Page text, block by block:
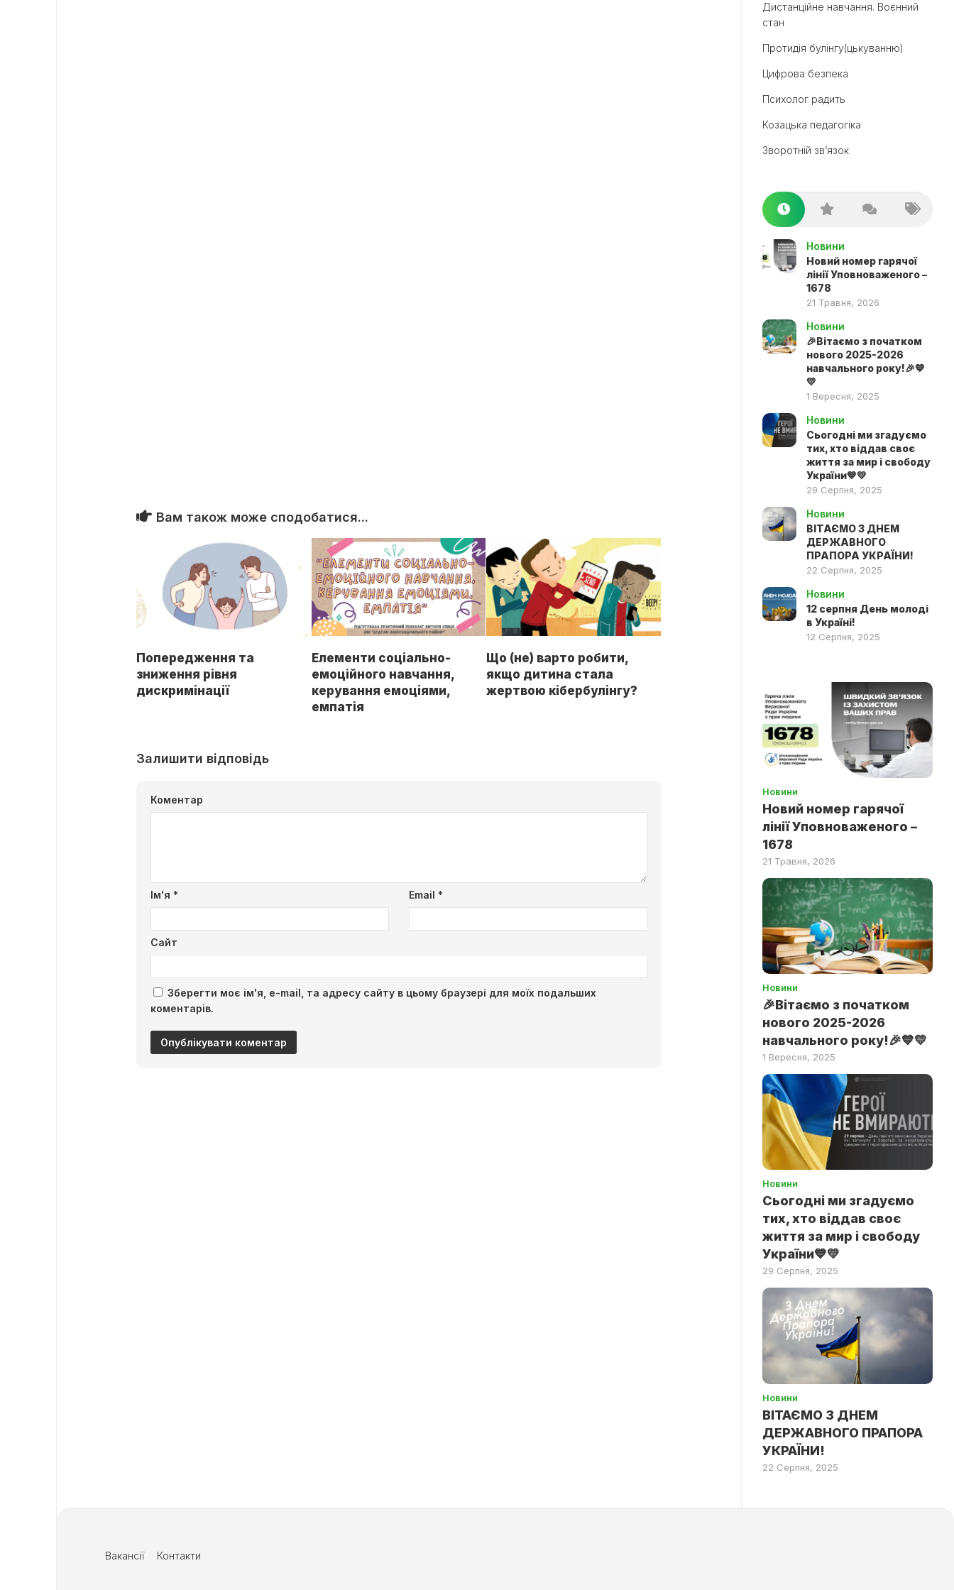
Вам також може сподобатися...
Попередження та
зниження рівня
дискримінації
Елементи соціально-
емоційного навчання,
керування емоціями,
емпатія
Що (не) варто робити,
якщо дитина стала
жертвою кібербулінгу?
Залишити відповідь
Коментар
Ім'я * Email *
Сайт
Зберегти моє ім'я, e-mail, та адресу сайту в цьому браузері для моїх подальших
коментарів.
Дистанційне навчання. Воєнний
стан
Протидія булінгу(цькуванню)
Цифрова безпека
Психолог радить
Козацька педагогіка
Зворотній зв’язок
Новини
Новий номер гарячої
лінії Уповноваженого –
1678
21 Травня, 2026
Новини
🎉Вітаємо з початком
нового 2025-2026
навчального року!🎉💙
💛
1 Вересня, 2025
Новини
Сьогодні ми згадуємо
тих, хто віддав своє
життя за мир і свободу
України💙💛
29 Серпня, 2025
Новини
ВІТАЄМО З ДНЕМ
ДЕРЖАВНОГО
ПРАПОРА УКРАЇНИ!
22 Серпня, 2025
Новини
12 серпня День молоді
в Україні!
12 Серпня, 2025
Новини
Новий номер гарячої
лінії Уповноваженого –
1678
21 Травня, 2026
Новини
🎉Вітаємо з початком
нового 2025-2026
навчального року!🎉💙💛
1 Вересня, 2025
Новини
Сьогодні ми згадуємо
тих, хто віддав своє
життя за мир і свободу
України💙💛
29 Серпня, 2025
Новини
ВІТАЄМО З ДНЕМ
ДЕРЖАВНОГО ПРАПОРА
УКРАЇНИ!
22 Серпня, 2025
Вакансії Контакти